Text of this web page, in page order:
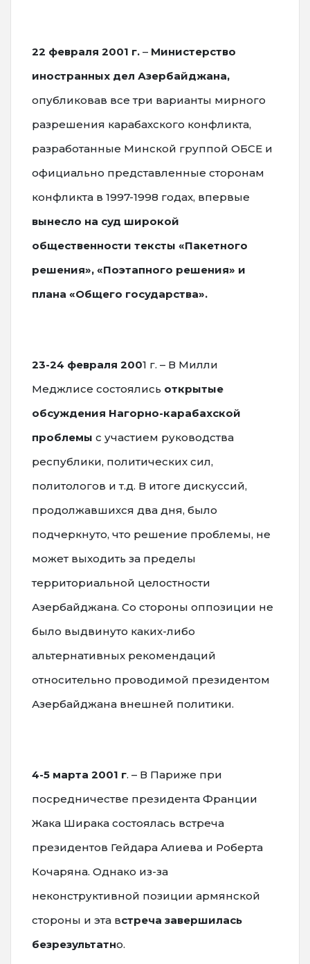
22 февраля 2001 г. – Министерство
иностранных дел Азербайджана,
опубликовав все три варианты мирного
разрешения карабахского конфликта,
разработанные Минской группой ОБСЕ и
официально представленные сторонам
конфликта в 1997-1998 годах, впервые
вынесло на суд широкой
общественности тексты «Пакетного
решения», «Поэтапного решения» и
плана «Общего государства».
23-24 февраля 2001 г. – В Милли
Меджлисе состоялись открытые
обсуждения Нагорно-карабахской
проблемы с участием руководства
республики, политических сил,
политологов и т.д. В итоге дискуссий,
продолжавшихся два дня, было
подчеркнуто, что решение проблемы, не
может выходить за пределы
территориальной целостности
Азербайджана. Со стороны оппозиции не
было выдвинуто каких-либо
альтернативных рекомендаций
относительно проводимой президентом
Азербайджана внешней политики.
4-5 марта 2001 г. – В Париже при
посредничестве президента Франции
Жака Ширака состоялась встреча
президентов Гейдара Алиева и Роберта
Кочаряна. Однако из-за
неконструктивной позиции армянской
стороны и эта встреча завершилась
безрезультатно.